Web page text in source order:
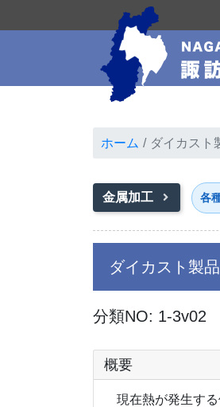
ホーム ダイカスト
金属加工 各
ダイカスト製
分類NO: 1-3v02
概要
現在熱が発生する